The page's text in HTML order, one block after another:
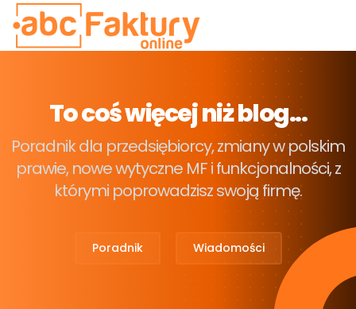
To coś więcej niż blog...
Poradnik dla przedsiębiorcy, zmiany w polskim
prawie, nowe wytyczne MF i funkcjonalności, z
którymi poprowadzisz swoją firmę.
Poradnik Wiadomości